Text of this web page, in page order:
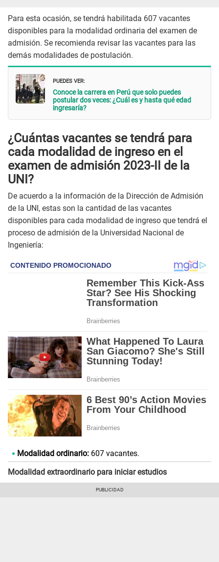
Para esta ocasión, se tendrá habilitada 607 vacantes
disponibles para la modalidad ordinaria del examen de
admisión. Se recomienda revisar las vacantes para las
demás modalidades de postulación.
PUEDES VER:
Conoce la carrera en Perú que solo puedes
postular dos veces: ¿Cuál es y hasta qué edad
ingresaría?
¿Cuántas vacantes se tendrá para
cada modalidad de ingreso en el
examen de admisión 2023-II de la
UNI?
De acuerdo a la información de la Dirección de Admisión
de la UNI, estas son la cantidad de las vacantes
disponibles para cada modalidad de ingreso que tendrá el
proceso de admisión de la Universidad Nacional de
Ingeniería:
Modalidad ordinario:607 vacantes.
Modalidad extraordinario para iniciar estudios